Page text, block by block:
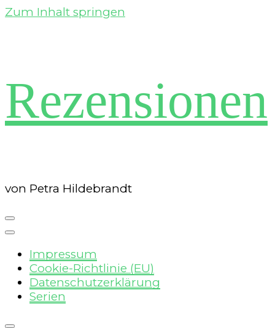
Zum Inhalt springen
Rezensionen
von Petra Hildebrandt
Impressum
Cookie-Richtlinie (EU)
Datenschutzerklärung
Serien